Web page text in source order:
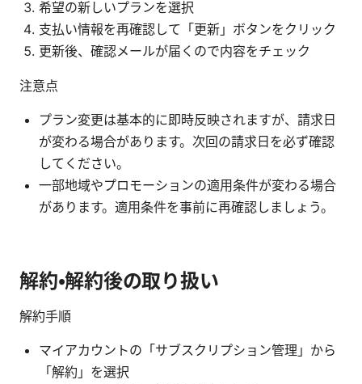
希望の新しいプランを選択
支払い情報を再確認して「更新」ボタンをクリック
更新後、確認メールが届くので内容をチェック
注意点
プラン変更は基本的に即時反映されますが、請求日
が変わる場合があります。次回の請求日を必ず確認
してください。
一部地域やプロモーションの適用条件が変わる場合
があります。適用条件を事前に再確認しましょう。
解約・解約後の取り扱い
解約手順
マイアカウントの「サブスクリプション管理」から
「解約」を選択